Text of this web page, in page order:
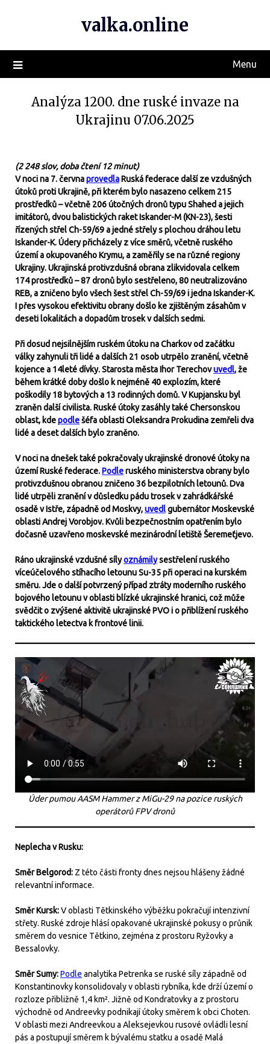
valka.online
Menu
Analýza 1200. dne ruské invaze na
Ukrajinu 07.06.2025
(2 248 slov, doba čtení 12 minut)
V noci na 7. červnaprovedlaRuská federace další ze vzdušných
útoků proti Ukrajině, při kterém bylo nasazeno celkem 215
prostředků – včetně 206 útočných dronů typu Shahed a jejich
imitátorů, dvou balistických raket Iskander-M (KN-23), šesti
řízených střel Ch-59/69 a jedné střely s plochou dráhou letu
Iskander-K. Údery přicházely z více směrů, včetně ruského
území a okupovaného Krymu, a zaměřily se na různé regiony
Ukrajiny. Ukrajinská protivzdušná obrana zlikvidovala celkem
174 prostředků – 87 dronů bylo sestřeleno, 80 neutralizováno
REB, a zničeno bylo všech šest střel Ch-59/69 i jedna Iskander-K.
I přes vysokou efektivitu obrany došlo ke zjištěným zásahům v
deseti lokalitách a dopadům trosek v dalších sedmi.
Při dosud nejsilnějším ruském útoku na Charkov od začátku
války zahynuli tři lidé a dalších 21 osob utrpělo zranění, včetně
kojence a 14leté dívky. Starosta města Ihor Terechovuvedl, že
během krátké doby došlo k nejméně 40 explozím, které
poškodily 18 bytových a 13 rodinných domů. V Kupjansku byl
zraněn další civilista. Ruské útoky zasáhly také Chersonskou
oblast, kdepodlešéfa oblasti Oleksandra Prokudina zemřeli dva
lidé a deset dalších bylo zraněno.
V noci na dnešek také pokračovaly ukrajinské dronové útoky na
území Ruské federace.Podleruského ministerstva obrany bylo
protivzdušnou obranou zničeno 36 bezpilotních letounů. Dva
lidé utrpěli zranění v důsledku pádu trosek v zahrádkářské
osadě v Istře, západně od Moskvy,uvedlgubernátor Moskevské
oblasti Andrej Vorobjov. Kvůli bezpečnostním opatřením bylo
dočasně uzavřeno moskevské mezinárodní letiště Šeremeťjevo.
Ráno ukrajinské vzdušné sílyoznámilysestřelení ruského
víceúčelového stíhacího letounu Su-35 při operaci na kurském
směru. Jde o další potvrzený případ ztráty moderního ruského
bojového letounu v oblasti blízké ukrajinské hranici, což může
svědčit o zvýšené aktivitě ukrajinské PVO i o přiblížení ruského
taktického letectva k frontové linii.
Úder pumou AASM Hammer z MiGu-29 na pozice ruských
operátorů FPV dronů
Neplecha v Rusku:
Směr Belgorod: Z této části fronty dnes nejsou hlášeny žádné
relevantní informace.
Směr Kursk:V oblasti Tětkinského výběžku pokračují intenzivní
střety. Ruské zdroje hlásí opakované ukrajinské pokusy o průnik
směrem do vesnice Tětkino, zejména z prostoru Ryžovky a
Bessalovky.
Směr Sumy:Podle analytika Petrenka se ruské síly západně od
Konstantinovky konsolidovaly v oblasti rybníka, kde drží území o
rozloze přibližně 1,4 km². Jižně od Kondratovky a z prostoru
východně od Andreevky podnikají útoky směrem k obci Choten.
V oblasti mezi Andreevkou a Aleksejevkou rusové ovládli lesní
pás a postupují směrem k bývalému statku a osadě Malá